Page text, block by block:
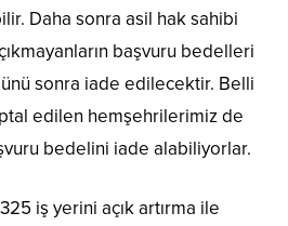
Daha sonra asil hak sahibi
başvuru bedelleri
sonra iade edilecektir. Belli
edilen hemşehrilerimiz de
bedelini iade alabiliyorlar.
iş yerini açık artırma ile